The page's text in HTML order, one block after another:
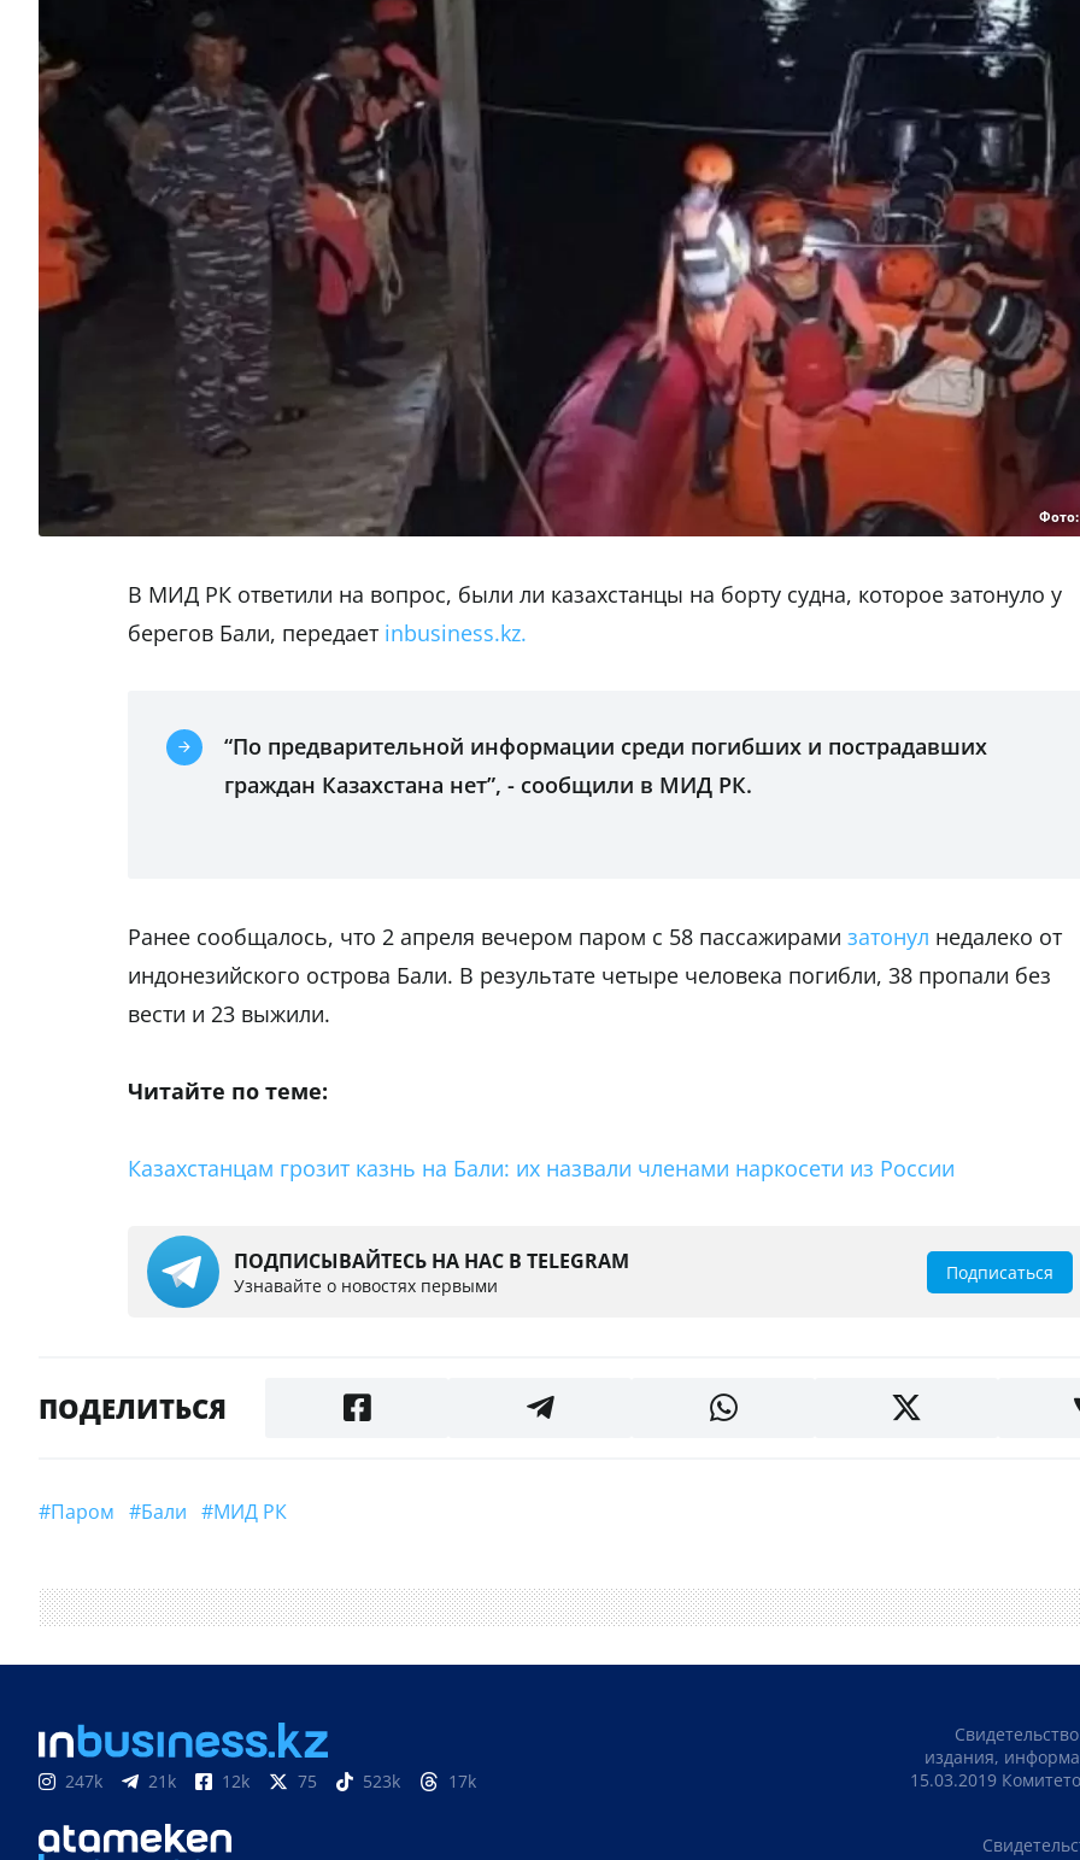
В МИД РК ответили на вопрос, были ли казахстанцы на борту судна, которое затонуло у
берегов Бали, передает inbusiness.kz.
“По предварительной информации среди погибших и пострадавших
граждан Казахстана нет”, - сообщили в МИД РК.
Ранее сообщалось, что 2 апреля вечером паром с 58 пассажирами затонул недалеко от
индонезийского острова Бали. В результате четыре человека погибли, 38 пропали без
вести и 23 выжили.
Читайте по теме:
Казахстанцам грозит казнь на Бали: их назвали членами наркосети из России
ПОДПИСЫВАЙТЕСЬ НА НАС В TELEGRAM
Узнавайте о новостях первыми
Подписаться
ПОДЕЛИТЬСЯ
#Паром #Бали #МИД РК
247k 21k 12k 75 523k 17k
издания,
15.03.2019